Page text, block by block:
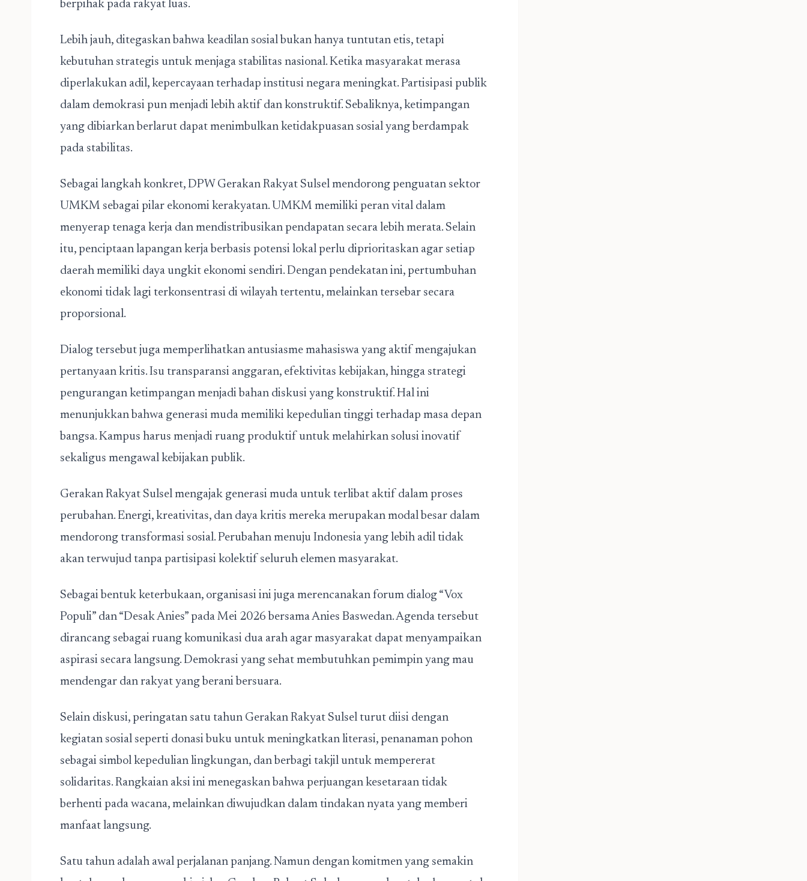
berpihak pada rakyat luas.
Lebih jauh, ditegaskan bahwa keadilan sosial bukan hanya tuntutan etis, tetapi
kebutuhan strategis untuk menjaga stabilitas nasional. Ketika masyarakat merasa
diperlakukan adil, kepercayaan terhadap institusi negara meningkat. Partisipasi publik
dalam demokrasi pun menjadi lebih aktif dan konstruktif. Sebaliknya, ketimpangan
yang dibiarkan berlarut dapat menimbulkan ketidakpuasan sosial yang berdampak
pada stabilitas.
Sebagai langkah konkret, DPW Gerakan Rakyat Sulsel mendorong penguatan sektor
UMKM sebagai pilar ekonomi kerakyatan. UMKM memiliki peran vital dalam
menyerap tenaga kerja dan mendistribusikan pendapatan secara lebih merata. Selain
itu, penciptaan lapangan kerja berbasis potensi lokal perlu diprioritaskan agar setiap
daerah memiliki daya ungkit ekonomi sendiri. Dengan pendekatan ini, pertumbuhan
ekonomi tidak lagi terkonsentrasi di wilayah tertentu, melainkan tersebar secara
proporsional.
Dialog tersebut juga memperlihatkan antusiasme mahasiswa yang aktif mengajukan
pertanyaan kritis. Isu transparansi anggaran, efektivitas kebijakan, hingga strategi
pengurangan ketimpangan menjadi bahan diskusi yang konstruktif. Hal ini
menunjukkan bahwa generasi muda memiliki kepedulian tinggi terhadap masa depan
bangsa. Kampus harus menjadi ruang produktif untuk melahirkan solusi inovatif
sekaligus mengawal kebijakan publik.
Gerakan Rakyat Sulsel mengajak generasi muda untuk terlibat aktif dalam proses
perubahan. Energi, kreativitas, dan daya kritis mereka merupakan modal besar dalam
mendorong transformasi sosial. Perubahan menuju Indonesia yang lebih adil tidak
akan terwujud tanpa partisipasi kolektif seluruh elemen masyarakat.
Sebagai bentuk keterbukaan, organisasi ini juga merencanakan forum dialog “Vox
Populi” dan “Desak Anies” pada Mei 2026 bersama Anies Baswedan. Agenda tersebut
dirancang sebagai ruang komunikasi dua arah agar masyarakat dapat menyampaikan
aspirasi secara langsung. Demokrasi yang sehat membutuhkan pemimpin yang mau
mendengar dan rakyat yang berani bersuara.
Selain diskusi, peringatan satu tahun Gerakan Rakyat Sulsel turut diisi dengan
kegiatan sosial seperti donasi buku untuk meningkatkan literasi, penanaman pohon
sebagai simbol kepedulian lingkungan, dan berbagi takjil untuk mempererat
solidaritas. Rangkaian aksi ini menegaskan bahwa perjuangan kesetaraan tidak
berhenti pada wacana, melainkan diwujudkan dalam tindakan nyata yang memberi
manfaat langsung.
Satu tahun adalah awal perjalanan panjang. Namun dengan komitmen yang semakin